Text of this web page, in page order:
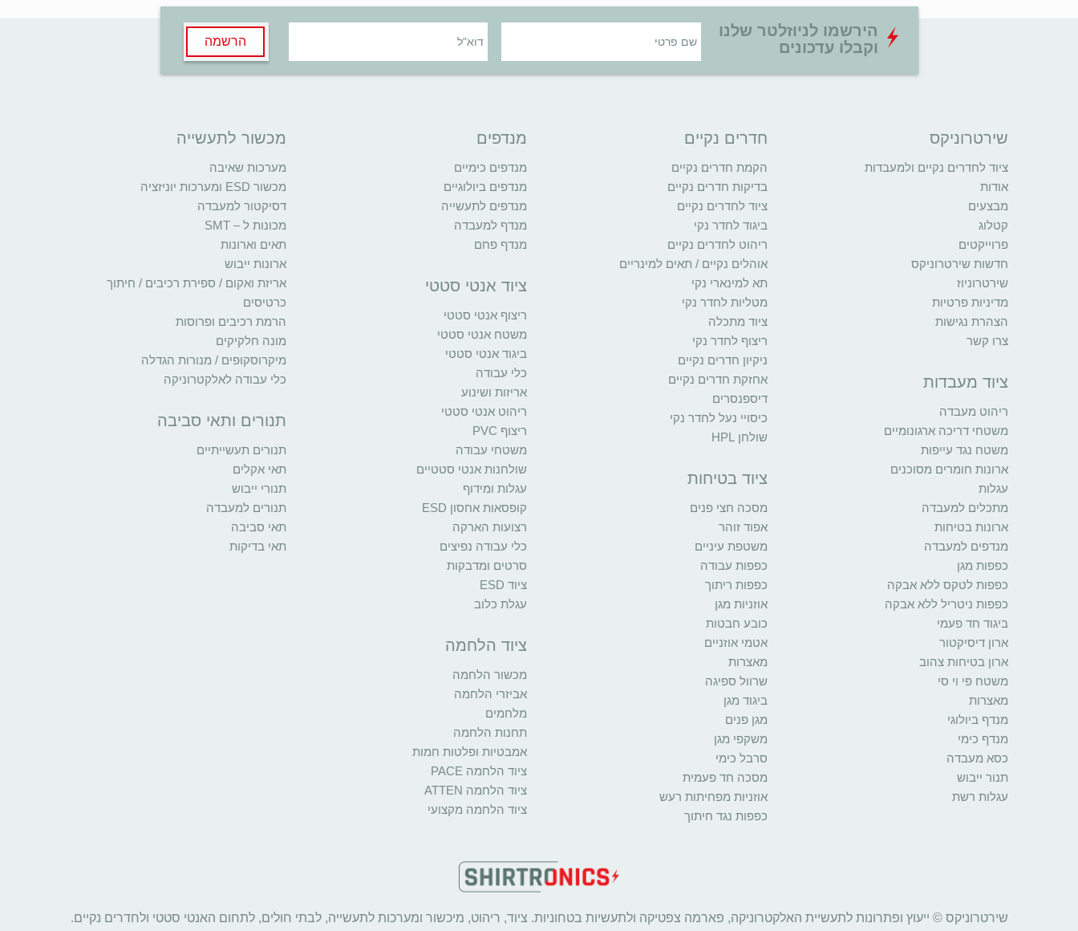
הירשמו לניוזלטר שלנו
וקבלו עדכונים
הרשמה
שירטרוניקס
ציוד לחדרים נקיים ולמעבדות
אודות
מבצעים
קטלוג
פרוייקטים
חדשות שירטרוניקס
שירטרוניוז
מדיניות פרטיות
הצהרת נגישות
צרו קשר
ציוד מעבדות
ריהוט מעבדה
משטחי דריכה ארגונומיים
משטח נגד עייפות
ארונות חומרים מסוכנים
עגלות
מתכלים למעבדה
ארונות בטיחות
מנדפים למעבדה
כפפות מגן
כפפות לטקס ללא אבקה
כפפות ניטריל ללא אבקה
ביגוד חד פעמי
ארון דיסיקטור
ארון בטיחות צהוב
משטח פי וי סי
מאצרות
מנדף ביולוגי
מנדף כימי
כסא מעבדה
תנור ייבוש
עגלות רשת
חדרים נקיים
הקמת חדרים נקיים
בדיקות חדרים נקיים
ציוד לחדרים נקיים
ביגוד לחדר נקי
ריהוט לחדרים נקיים
אוהלים נקיים / תאים למינריים
תא למינארי נקי
מטליות לחדר נקי
ציוד מתכלה
ריצוף לחדר נקי
ניקיון חדרים נקיים
אחזקת חדרים נקיים
דיספנסרים
כיסויי נעל לחדר נקי
שולחן HPL
ציוד בטיחות
מסכה חצי פנים
אפוד זוהר
משטפת עיניים
כפפות עבודה
כפפות ריתוך
אוזניות מגן
כובע חבטות
אטמי אוזניים
מאצרות
שרוול ספיגה
ביגוד מגן
מגן פנים
משקפי מגן
סרבל כימי
מסכה חד פעמית
אוזניות מפחיתות רעש
כפפות נגד חיתוך
מנדפים
מנדפים כימיים
מנדפים ביולוגיים
מנדפים לתעשייה
מנדף למעבדה
מנדף פחם
ציוד אנטי סטטי
ריצוף אנטי סטטי
משטח אנטי סטטי
ביגוד אנטי סטטי
כלי עבודה
אריזות ושינוע
ריהוט אנטי סטטי
ריצוף PVC
משטחי עבודה
שולחנות אנטי סטטיים
עגלות ומידוף
קופסאות אחסון ESD
רצועות הארקה
כלי עבודה נפיצים
סרטים ומדבקות
ציוד ESD
עגלת כלוב
ציוד הלחמה
מכשור הלחמה
אביזרי הלחמה
מלחמים
תחנות הלחמה
אמבטיות ופלטות חמות
ציוד הלחמה PACE
ציוד הלחמה ATTEN
ציוד הלחמה מקצועי
מכשור לתעשייה
מערכות שאיבה
מכשור ESD ומערכות יוניזציה
דסיקטור למעבדה
מכונות ל – SMT
תאים וארונות
ארונות ייבוש
אריזת ואקום / ספירת רכיבים / חיתוך
כרטיסים
הרמת רכיבים ופרוסות
מונה חלקיקים
מיקרוסקופים / מנורות הגדלה
כלי עבודה לאלקטרוניקה
תנורים ותאי סביבה
תנורים תעשייתיים
תאי אקלים
תנורי ייבוש
תנורים למעבדה
תאי סביבה
תאי בדיקות
שירטרוניקס © ייעוץ ופתרונות לתעשיית האלקטרוניקה, פארמה צפטיקה ולתעשיות בטחוניות. ציוד, ריהוט, מיכשור ומערכות לתעשייה, לבתי חולים, לתחום האנטי סטטי ולחדרים נקיים.